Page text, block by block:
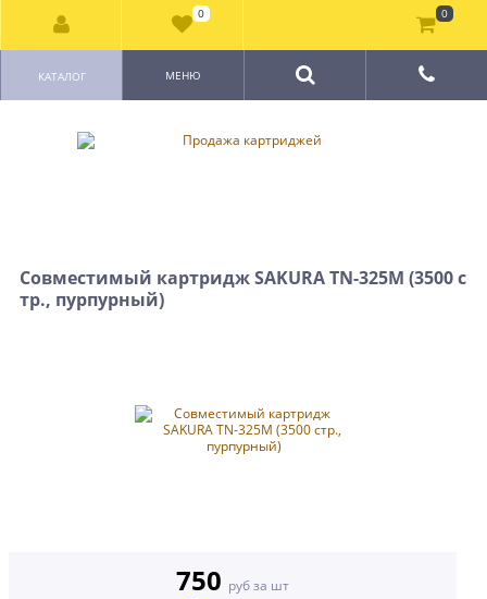
КАТАЛОГ МЕНЮ
Совместимый картридж SAKURA TN-325M (3500 с
тр., пурпурный)
750 руб за шт
0 0